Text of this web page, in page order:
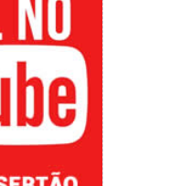
o cadastramento
e efetuou a troca
de LED.
Fátima do
“Projeto Semtas
moradores das